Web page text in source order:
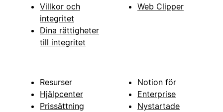
Villkor och
integritet
Dina rättigheter
till integritet
Web Clipper
Resurser
Hjälpcenter
Prissättning
Notion för
Enterprise
Nystartade